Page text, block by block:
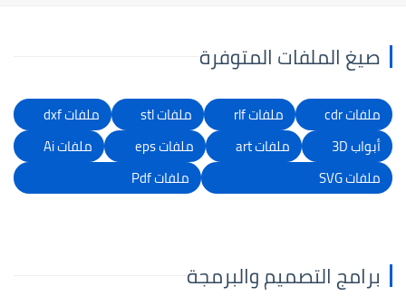
صيغ الملفات المتوفرة
ملفات cdr ملفات rlf ملفات stl
ملفات dxf
أبواب 3D
ملفات art ملفات eps
ملفات Ai
ملفات SVG
ملفات Pdf
برامج التصميم والبرمجة